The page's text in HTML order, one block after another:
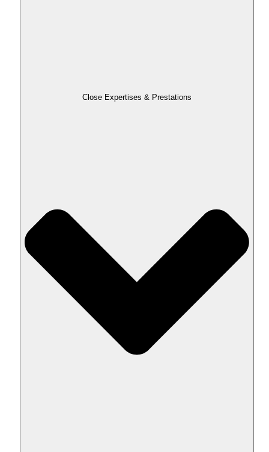
Close Expertises & Prestations